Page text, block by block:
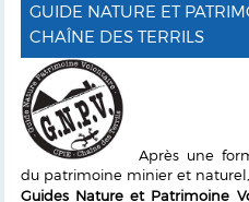
GUIDE NATURE ET
CHAÎNE DES TERRILS
Après une
du patrimoine minier et
Guides Nature et Patrimoine